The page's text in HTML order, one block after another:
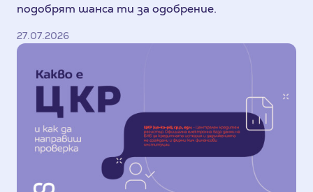
подобрят шанса ти за одобрение.
27.07.2026